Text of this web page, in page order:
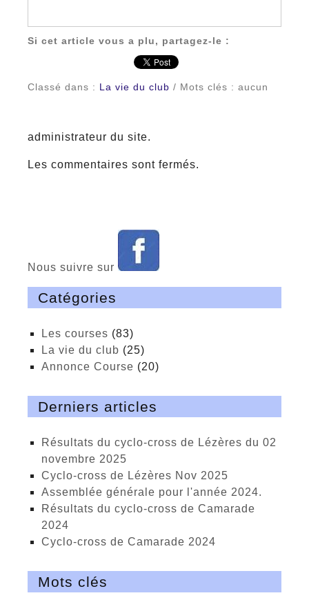
Si cet article vous a plu, partagez-le :
Classé dans : La vie du club / Mots clés : aucun
administrateur du site.
Les commentaires sont fermés.
Nous suivre sur
Catégories
Les courses (83)
La vie du club (25)
Annonce Course (20)
Derniers articles
Résultats du cyclo-cross de Lézères du 02
novembre 2025
cyclo-cross de Lézères Nov 2025
Assemblée générale pour l'année 2024.
Résultats du cyclo-cross de Camarade
2024
Cyclo-cross de Camarade 2024
Mots clés